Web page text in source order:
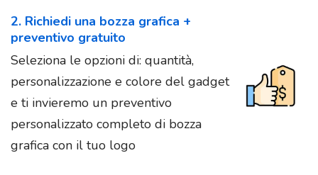
2. Richiedi una bozza grafica +
preventivo gratuito
Seleziona le opzioni di: quantità,
personalizzazione e colore del gadget
e ti invieremo un preventivo
personalizzato completo di bozza
grafica con il tuo logo